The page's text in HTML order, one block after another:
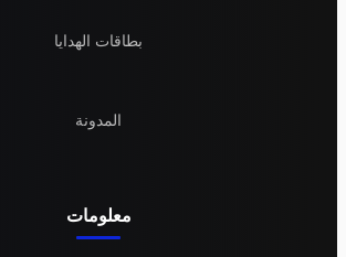
بطاقات الهدايا
المدونة
معلومات